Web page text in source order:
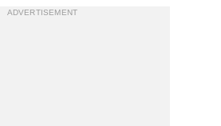
ADVERTISEMENT